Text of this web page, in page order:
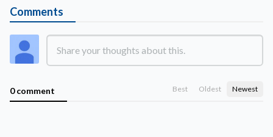
Comments
0 comment Best Oldest Newest